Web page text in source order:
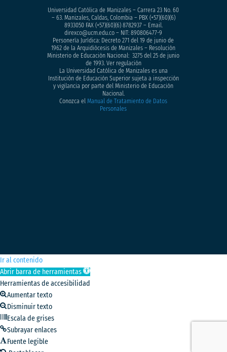
Universidad Católica de Manizales – Carrera 23 No. 60
– 63. Manizales, Caldas, Colombia – PBX (+57)(60)(6)
8933050FAX (+57)(60)(6) 8782937 – Email.
direxco@ucm.edu.co – NIT: 890806477-9
Personería Jurídica: Decreto 271 del 19 de junio de
1962 de la Arquidiócesis de Manizales – Resolución
Ministerio de Educación Nacional: 3275 del 25 de junio
de 1993. Ver regulación
La Universidad Católica de Manizales es una
Institución de Educación Superior sujeta a inspección
y vigilancia por parte del Ministerio de Educación
Nacional.
Conozca elManual de Tratamiento de Datos
Personales
Ir al contenido
Abrir barra de herramientas
Herramientas de accesibilidad
Aumentar texto
Disminuir texto
Escala de grises
Subrayar enlaces
Fuente legible